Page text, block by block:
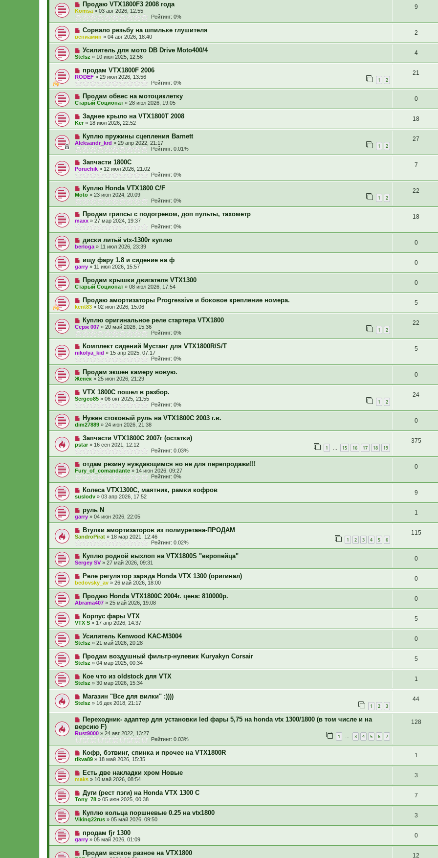
Продаю VTX1800F3 2008 года
Komsa » 03 авг 2026, 12:55
Рейтинг: 0%
9
Сорвало резьбу на шпильке глушителя
вениамин » 04 авг 2026, 18:40
2
Усилитель для мото DB Drive Moto400/4
Stelsz » 10 июл 2025, 12:56
4
продам VTX1800F 2006
RODEF » 29 июл 2026, 13:56 1 2
Рейтинг: 0%
21
Продам обвес на мотоциклетку
Старый Социопат » 28 июл 2026, 19:05
0
Заднее крыло на VTX1800T 2008
Ker» 18 июл 2026, 22:52
18
Куплю пружины сцепления Barnett
Aleksandr_krd » 29 апр 2022, 21:17 1 2
Рейтинг: 0.01%
27
Запчасти 1800С
Poruchik » 12 июл 2026, 21:02
Рейтинг: 0%
7
Куплю Honda VTX1800 C/F
Moto » 23 июн 2024, 20:09 1 2
Рейтинг: 0%
22
Продам грипсы с подогревом, доп пульты, тахометр
maxx » 27 мар 2024, 19:37
Рейтинг: 0%
18
диски литьё vtx-1300r куплю
berloga » 11 июл 2026, 23:39
0
ищу фару 1.8 и сидение на ф
garry » 11 июл 2026, 15:57
0
Продам крышки двигателя VTX1300
Старый Социопат » 08 июл 2026, 17:54
0
Продаю амортизаторы Progressive и боковое крепление номера.
kent83 » 02 июн 2026, 15:06
5
Куплю оригинальное реле стартера VTX1800
Серж 007 » 20 май 2026, 15:36 1 2
Рейтинг: 0%
22
Комплект сидений Мустанг для VTX1800R/S/T
nikolya_kid » 15 апр 2025, 07:17
Рейтинг: 0%
5
Продам экшен камеру новую.
Женёк » 25 июн 2026, 21:29
0
VTX 1800C пошел в разбор.
Sergeo85 » 06 окт 2025, 21:55 1 2
Рейтинг: 0%
24
Нужен стоковый руль на VTX1800C 2003 г.в.
dim27889 » 24 июн 2026, 21:38
0
Запчасти VTX1800C 2007г (остатки)
pstar» 16 сен 2021, 12:12 1 … 15 16 17 18 19
Рейтинг: 0.03%
375
отдам резину нуждающимся но не для перепродажи!!!
Fury_of_comandante » 14 июн 2026, 09:27
Рейтинг: 0%
0
Колеса VTX1300C, маятник, рамки кофров
suslodv » 03 апр 2026, 17:52
9
руль N
garry » 04 июн 2026, 22:05
1
Втулки амортизаторов из полиуретана-ПРОДАМ
SandroPirat » 18 мар 2021, 12:46 1 2 3 4 5 6
Рейтинг: 0.02%
115
Куплю родной выхлоп на VTX1800S "европейца"
Sergey SV » 27 май 2026, 09:31
0
Реле регулятор заряда Honda VTX 1300 (оригинал)
bedovsky_av » 26 май 2026, 18:00
0
Продаю Honda VTX1800С 2004г. цена: 810000р.
Abrama407 » 25 май 2026, 19:08
0
Корпус фары VTX
VTX S » 17 апр 2026, 14:37
5
Усилитель Kenwood KAC-M3004
Stelsz » 21 май 2026, 20:28
0
Продам воздушный фильтр-нулевик Kuryakyn Corsair
Stelsz » 04 мар 2025, 00:34
5
Кое что из oldstock для VTX
Stelsz » 30 мар 2026, 15:34
1
Магазин "Все для вилки" :))))
Stelsz » 16 дек 2018, 21:17 1 2 3
44
Переходник- адаптер для установки led фары 5,75 на honda vtx 1300/1800 (в том числе и на
версию F)
Rust9000 » 24 авг 2022, 13:27 1 … 3 4 5 6 7
Рейтинг: 0.03%
128
Кофр, бэтвинг, спинка и прочее на VTX1800R
tikva89 » 18 май 2026, 15:35
1
Есть две накладки хром Новые
maks » 10 май 2026, 08:54
3
Дуги (рест пэги) на Honda VTX 1300 C
Tony_78 » 05 июн 2025, 00:38
7
Куплю кольца поршневые 0.25 на vtx1800
Viking22rus » 05 май 2026, 09:50
3
продам fjr 1300
garry » 05 май 2026, 01:09
0
Продам всякое разное на VTX1800 12